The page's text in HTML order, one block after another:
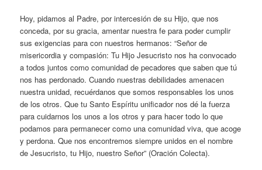
Hoy, pidamos al Padre, por intercesión de su Hijo, que nos
conceda, por su gracia, amentar nuestra fe para poder cumplir
sus exigencias para con nuestros hermanos: “Señor de
misericordia y compasión: Tu Hijo Jesucristo nos ha convocado
a todos juntos como comunidad de pecadores que saben que tú
nos has perdonado. Cuando nuestras debilidades amenacen
nuestra unidad, recuérdanos que somos responsables los unos
de los otros. Que tu Santo Espíritu unificador nos dé la fuerza
para cuidarnos los unos a los otros y para hacer todo lo que
podamos para permanecer como una comunidad viva, que acoge
y perdona. Que nos encontremos siempre unidos en el nombre
de Jesucristo, tu Hijo, nuestro Señor” (Oración Colecta).